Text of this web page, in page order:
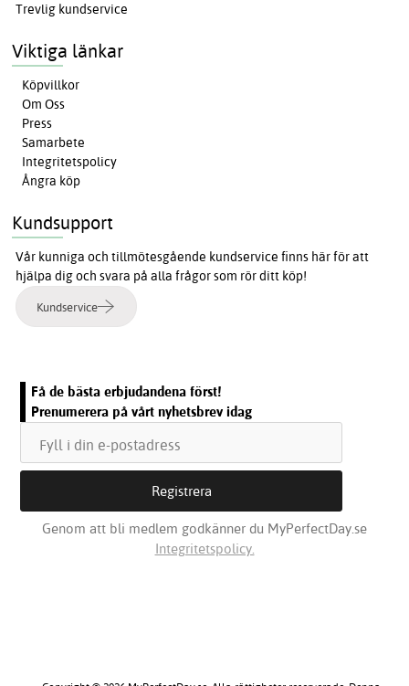
Trevlig kundservice
Viktiga länkar
Köpvillkor
Om Oss
Press
Samarbete
Integritetspolicy
Ångra köp
Kundsupport
Vår kunniga och tillmötesgående kundservice finns här för att
hjälpa dig och svara på alla frågor som rör ditt köp!
Kundservice
Få de bästa erbjudandena först!
Prenumerera på vårt nyhetsbrev idag
Genom att bli medlem godkänner du MyPerfectDay.se
Integritetspolicy.